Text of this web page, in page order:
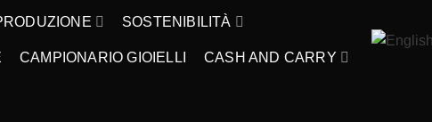
SOSTENIBILITÀ
CAMPIONARIO GIOIELLI CASH AND CARRY